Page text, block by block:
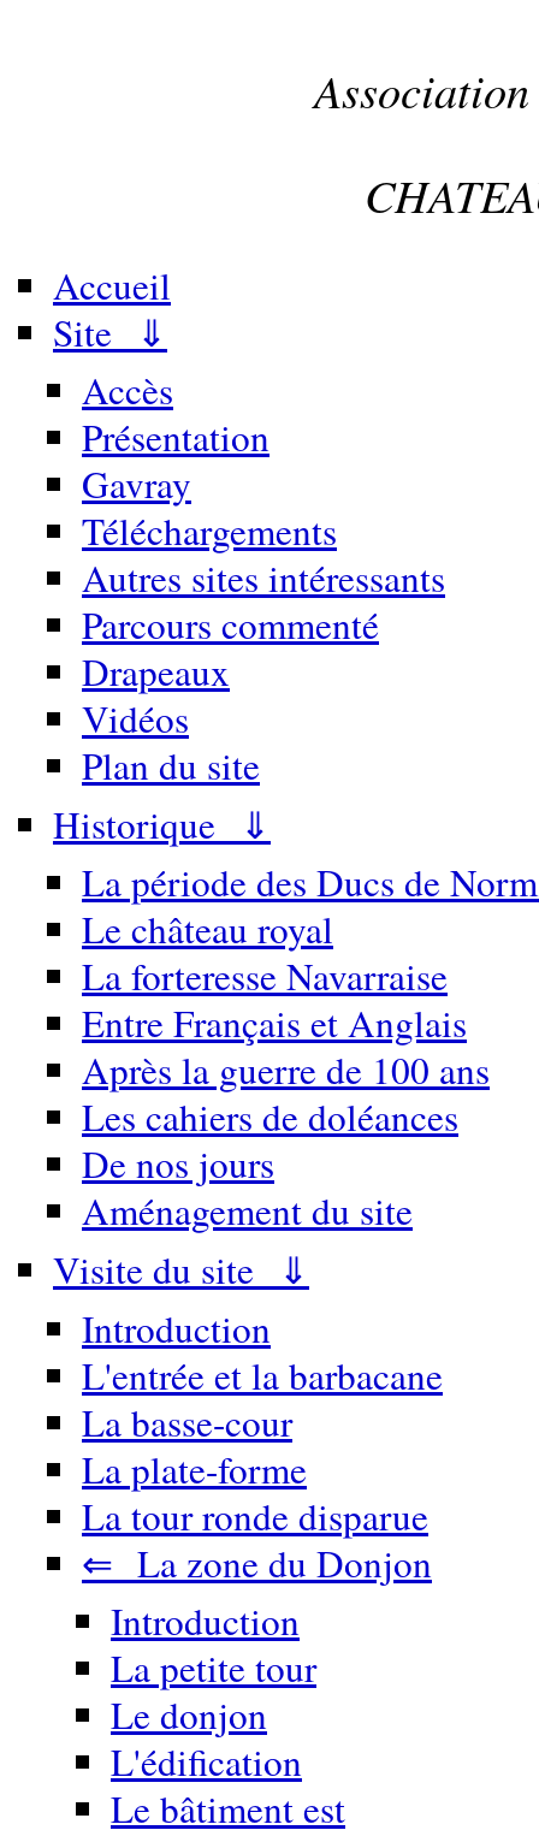
Association
Accueil
Site ⇓
Accès
Présentation
Gavray
Téléchargements
Autres sites intéressants
Parcours commenté
Drapeaux
Vidéos
Plan du site
Historique ⇓
La période des Ducs de
Le château royal
La forteresse Navarraise
Entre Français et Anglais
Après la guerre de 100 ans
Les cahiers de doléances
De nos jours
Aménagement du site
Visite du site ⇓
Introduction
L'entrée et la barbacane
La basse-cour
La plate-forme
La tour ronde disparue
⇐ La zone du Donjon
Introduction
La petite tour
Le donjon
L'édification
Le bâtiment est